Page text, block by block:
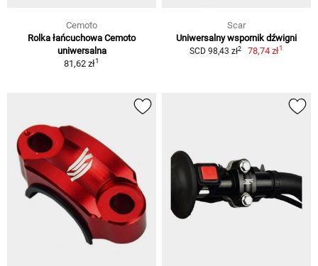
Cemoto
Rolka łańcuchowa Cemoto
uniwersalna
81,62 zł1
Scar
Uniwersalny wspornik dźwigni
SCD 98,43 zł2 78,74 zł1